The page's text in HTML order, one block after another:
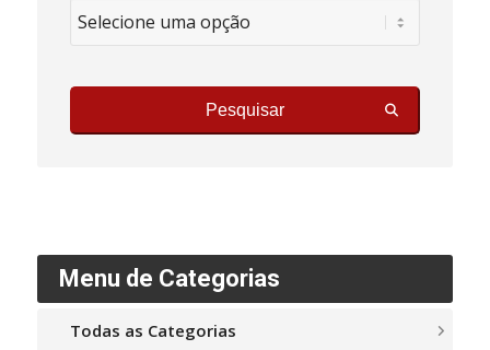
Pesquisar
Menu de Categorias
Todas as Categorias